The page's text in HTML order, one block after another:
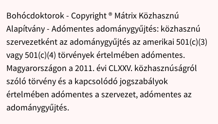
Bohócdoktorok - Copyright ® Mátrix Közhasznú
Alapítvány - Adómentes adománygyűjtés: közhasznú
szervezetként az adománygyűjtés az amerikai 501(c)(3)
vagy 501(c)(4) törvények értelmében adómentes.
Magyarországon a 2011. évi CLXXV. közhasznúságról
szóló törvény és a kapcsolódó jogszabályok
értelmében adómentes a szervezet, adómentes az
adománygyűjtés.